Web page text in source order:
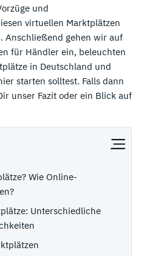
und
virtuellen Marktplätzen
Anschließend gehen wir auf
für Händler ein, beleuchten
in Deutschland und
starten solltest. Falls dann
unser Fazit oder ein Blick auf
Wie Online-
Unterschiedliche